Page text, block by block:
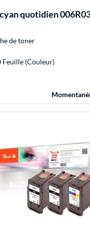
quotidien
de toner
Feuille (Couleur)